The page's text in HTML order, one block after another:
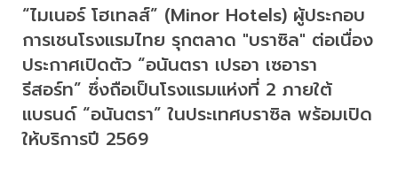
“ไมเนอร์ โฮเทลส์” (Minor Hotels) ผู้ประกอบ
การเชนโรงแรมไทย รุกตลาด "บราซิล" ต่อเนื่อง
ประกาศเปิดตัว “อนันตรา เปรอา เซอารา
รีสอร์ท” ซึ่งถือเป็นโรงแรมแห่งที่ 2 ภายใต้
แบรนด์ “อนันตรา” ในประเทศบราซิล พร้อมเปิด
ให้บริการปี 2569